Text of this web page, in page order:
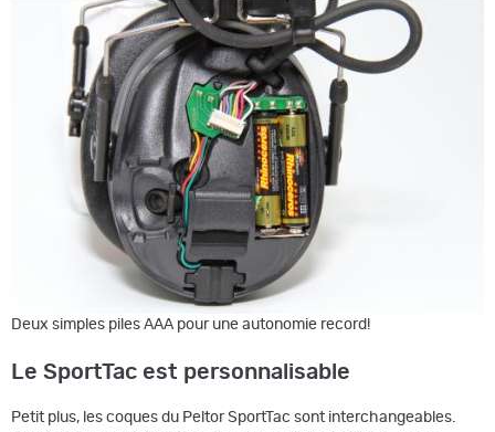
Deux simples piles AAA pour une autonomie record!
Le SportTac est personnalisable
Petit plus, les coques du Peltor SportTac sont interchangeables.